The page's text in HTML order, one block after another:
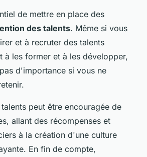
de mettre en place des
des talents. Même si vous
et à recruter des talents
à les former et à les développer,
d'importance si vous ne
peut être encouragée de
allant des récompenses et
à la création d'une culture
En fin de compte,